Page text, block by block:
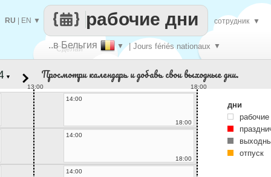
Сделай
..в Бельгия ▼ | Jours fériés nationaux ▼
рабочие дни
RU EN ▼ сотрудник ▼
▼ Просмотри календарь и добавь свои выходные дни.
13:00
18:00
14:00
18:00
14:00
18:00
14:00
дни
отпуск